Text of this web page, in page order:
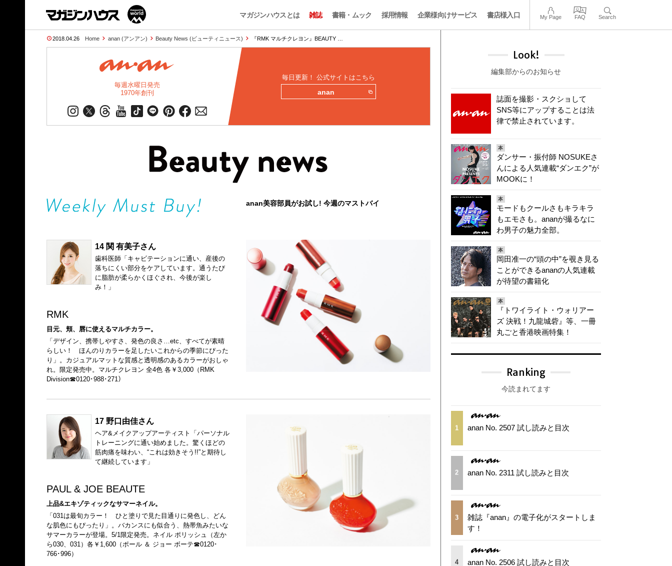
マガジンハウスとは 雑誌 書籍・ムック 採用情報 企業様向けサービス 書店様入口 My Page FAQ Search
2018.04.26 Home anan (アンアン) Beauty News (ビューティニュース) 『RMK マルチクレヨン』BEAUTY …
毎週水曜日発売
1970年創刊
毎日更新！ 公式サイトはこちら
anan
anan美容部員がお試し! 今週のマストバイ
14 関 有美子さん
歯科医師「キャビテーションに通い、産後の
落ちにくい部分をケアしています。通うたび
に脂肪が柔らかくほぐされ、今後が楽し
み！」
RMK
目元、頬、唇に使えるマルチカラー。
「デザイン、携帯しやすさ、発色の良さ…etc、すべてが素晴
らしい！ ほんのりカラーを足したいこれからの季節にぴった
り」。カジュアルマットな質感と透明感のあるカラーがおしゃ
れ。限定発売中。マルチクレヨン 全4色 各￥3,000（RMK
Division☎0120･988･271）
17 野口由佳さん
ヘア&メイクアップアーティスト「パーソナル
トレーニングに通い始めました。驚くほどの
筋肉痛を味わい、“これは効きそう!!”と期待し
て継続しています」
PAUL & JOE BEAUTE
上品&エキゾティックなサマーネイル。
「031は最旬カラー！ ひと塗りで見た目通りに発色し、どん
な肌色にもぴったり」。バカンスにも似合う、熱帯魚みたいな
サマーカラーが登場。5/1限定発売。ネイル ポリッシュ（左か
ら030、031）各￥1,600（ポール ＆ ジョー ボーテ☎0120･
766･996）
Look!
編集部からのお知らせ
誌面を撮影・スクショして
SNS等にアップすることは法
律で禁止されています。
本
ダンサー・振付師 NOSUKEさ
んによる人気連載“ダンエク”が
MOOKに！
本
モードもクールさもキラキラ
もエモさも。ananが撮るなに
わ男子の魅力全部。
本
岡田准一の“頭の中”を覗き見る
ことができるananの人気連載
が待望の書籍化
本
『トワイライト・ウォリアー
ズ 決戦！九龍城砦』等、一冊
丸ごと香港映画特集！
Ranking
今読まれてます
1 anan No. 2507 試し読みと目次
2 anan No. 2311 試し読みと目次
3
雑誌『anan』の電子化がスタートしま
す！
4 anan No. 2506 試し読みと目次